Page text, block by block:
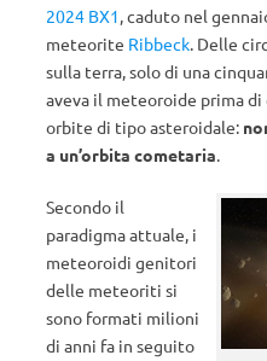
2024 BX1, caduto nel
meteorite Ribbeck. Delle
sulla terra, solo di una
aveva il meteoroide prima
orbite di tipo asteroidale:
a un’orbita cometaria.
Secondo il
paradigma attuale, i
meteoroidi genitori
delle meteoriti si
sono formati milioni
di anni fa in seguito